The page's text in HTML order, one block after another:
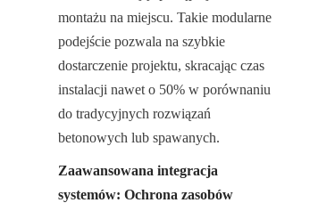
montażu na miejscu. Takie modularne
podejście pozwala na szybkie
dostarczenie projektu, skracając czas
instalacji nawet o 50% w porównaniu
do tradycyjnych rozwiązań
betonowych lub spawanych.
Zaawansowana integracja
systemów: Ochrona zasobów